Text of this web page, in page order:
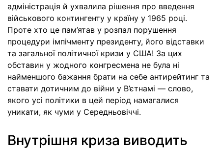
адміністрація й ухвалила рішення про введення
військового контингенту у країну у 1965 році.
Проте хто це пам’ятав у розпал порушення
процедури імпічменту президенту, його відставки
та загальної політичної кризи у США! За цих
обставин у жодного конгресмена не була ні
найменшого бажання брати на себе антирейтинг та
ставати дотичним до війни у В’єтнамі — слово,
якого усі політики в цей період намагалися
уникати, як чуми у Середньовіччі.
Внутрішня криза виводить